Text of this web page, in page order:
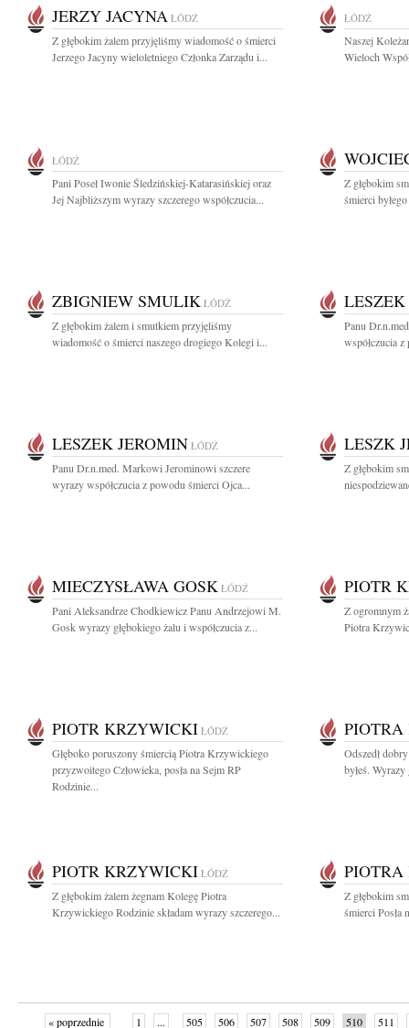
JERZY JACYNA ŁÓDŹ
Z głębokim żalem przyjęliśmy wiadomość o śmierci
Jerzego Jacyny wieloletniego Członka Zarządu i...
ŁÓDŹ
Naszej
Wieloch
ŁÓDŹ
Pani Poseł Iwonie Śledzińskiej-Katarasińskiej oraz
Jej Najbliższym wyrazy szczerego współczucia...
Z głębokim
śmierci
ZBIGNIEW SMULIK ŁÓDŹ
Z głębokim żalem i smutkiem przyjęliśmy
wiadomość o śmierci naszego drogiego Kolegi i...
Panu
współczucia
LESZEK JEROMIN ŁÓDŹ
Panu Dr.n.med. Markowi Jerominowi szczere
wyrazy współczucia z powodu śmierci Ojca...
LESZK
Z głębokim
MIECZYSŁAWA GOSK ŁÓDŹ
Pani Aleksandrze Chodkiewicz Panu Andrzejowi M.
Gosk wyrazy głębokiego żalu i współczucia z...
PIOTR
Z ogromnym
Piotra
PIOTR KRZYWICKI ŁÓDŹ
Głęboko poruszony śmiercią Piotra Krzywickiego
przyzwoitego Człowieka, posła na Sejm RP
Rodzinie...
Odszedł
byłeś. Wyrazy
PIOTR KRZYWICKI ŁÓDŹ
Z głębokim żalem żegnam Kolegę Piotra
Krzywickiego Rodzinie składam wyrazy szczerego...
Z głębokim
śmierci Posła
« poprzednie 1 ... 505 506 507 508 509 510 511